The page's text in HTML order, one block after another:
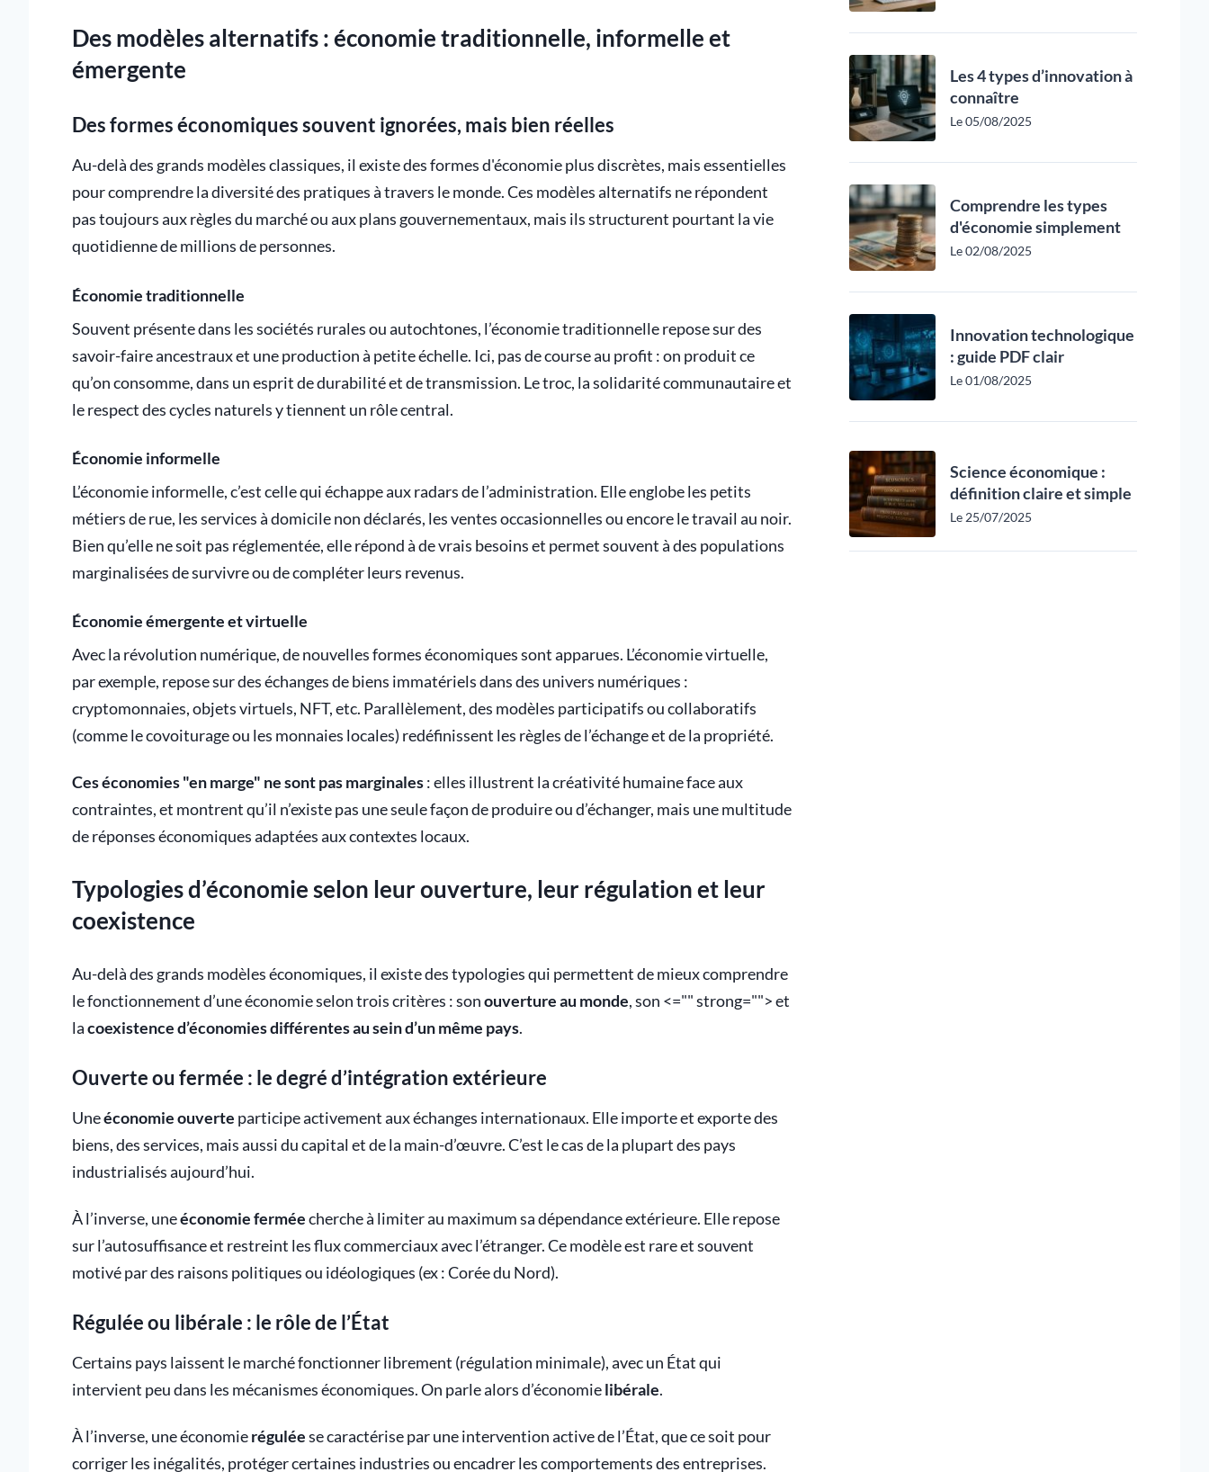
Des modèles alternatifs : économie traditionnelle, informelle et
émergente
Des formes économiques souvent ignorées, mais bien réelles
Au-delà des grands modèles classiques, il existe des formes d'économie plus discrètes, mais essentielles
pour comprendre la diversité des pratiques à travers le monde. Ces modèles alternatifs ne répondent
pas toujours aux règles du marché ou aux plans gouvernementaux, mais ils structurent pourtant la vie
quotidienne de millions de personnes.
Économie traditionnelle
Souvent présente dans les sociétés rurales ou autochtones, l’économie traditionnelle repose sur des
savoir-faire ancestraux et une production à petite échelle. Ici, pas de course au profit : on produit ce
qu’on consomme, dans un esprit de durabilité et de transmission. Le troc, la solidarité communautaire et
le respect des cycles naturels y tiennent un rôle central.
Économie informelle
L’économie informelle, c’est celle qui échappe aux radars de l’administration. Elle englobe les petits
métiers de rue, les services à domicile non déclarés, les ventes occasionnelles ou encore le travail au noir.
Bien qu’elle ne soit pas réglementée, elle répond à de vrais besoins et permet souvent à des populations
marginalisées de survivre ou de compléter leurs revenus.
Économie émergente et virtuelle
Avec la révolution numérique, de nouvelles formes économiques sont apparues. L’économie virtuelle,
par exemple, repose sur des échanges de biens immatériels dans des univers numériques :
cryptomonnaies, objets virtuels, NFT, etc. Parallèlement, des modèles participatifs ou collaboratifs
(comme le covoiturage ou les monnaies locales) redéfinissent les règles de l’échange et de la propriété.
Ces économies "en marge" ne sont pas marginales: elles illustrent la créativité humaine face aux
contraintes, et montrent qu’il n’existe pas une seule façon de produire ou d’échanger, mais une multitude
de réponses économiques adaptées aux contextes locaux.
Typologies d’économie selon leur ouverture, leur régulation et leur
coexistence
Au-delà des grands modèles économiques, il existe des typologies qui permettent de mieux comprendre
le fonctionnement d’une économie selon trois critères : sonouverture au monde, son <="" strong=""> et
lacoexistence d’économies différentes au sein d’un même pays.
Ouverte ou fermée : le degré d’intégration extérieure
Uneéconomie ouverte participe activement aux échanges internationaux. Elle importe et exporte des
biens, des services, mais aussi du capital et de la main-d’œuvre. C’est le cas de la plupart des pays
industrialisés aujourd’hui.
À l’inverse, uneéconomie ferméecherche à limiter au maximum sa dépendance extérieure. Elle repose
sur l’autosuffisance et restreint les flux commerciaux avec l’étranger. Ce modèle est rare et souvent
motivé par des raisons politiques ou idéologiques (ex : Corée du Nord).
Régulée ou libérale : le rôle de l’État
Certains pays laissent le marché fonctionner librement (régulation minimale), avec un État qui
intervient peu dans les mécanismes économiques. On parle alors d’économielibérale.
À l’inverse, une économieréguléese caractérise par une intervention active de l’État, que ce soit pour
corriger les inégalités, protéger certaines industries ou encadrer les comportements des entreprises.
Les 4 types d’innovation à
connaître
Le 05/08/2025
Comprendre les types
d'économie simplement
Le 02/08/2025
Innovation technologique
: guide PDF clair
Le 01/08/2025
Science économique :
définition claire et simple
Le 25/07/2025